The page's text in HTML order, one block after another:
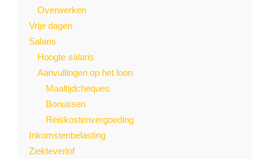
Overwerken
Vrije dagen
Salaris
Hoogte salaris
Aanvullingen op het loon
Maaltijdcheques
Bonussen
Reiskostenvergoeding
Inkomstenbelasting
Ziekteverlof